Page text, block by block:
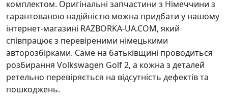
комплектом. Оригінальні запчастини з Німеччини з
гарантованою надійністю можна придбати у нашому
інтернет-магазині RAZBORKA-UA.COM, який
співпрацює з перевіреними німецькими
авторозбірками. Саме на батьківщині проводиться
розбирання Volkswagen Golf 2, а кожна з деталей
ретельно перевіряється на відсутність дефектів та
пошкоджень.